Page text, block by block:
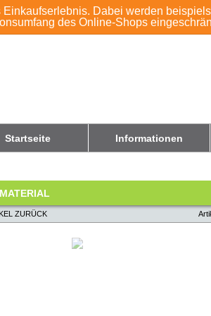
Dabei werden
des Online-Shops
Startseite Informationen
ZURÜCK